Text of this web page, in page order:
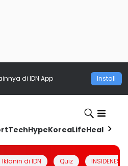
di IDN App Install
TechHypeKoreaLifeHealth
Iklanin di IDN Quiz INSIDENESIA